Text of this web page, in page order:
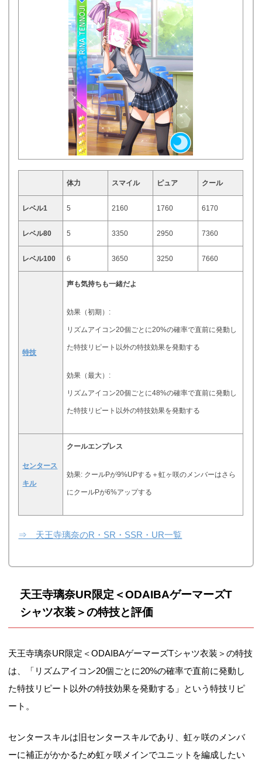
体力 スマイル ピュア クール
レベル1 5 2160 1760 6170
レベル80 5 3350 2950 7360
レベル100 6 3650 3250 7660
特技
声も気持ちも一緒だよ
効果（初期）:
リズムアイコン20個ごとに20%の確率で直前に発動し
た特技リピート以外の特技効果を発動する
効果（最大）:
リズムアイコン20個ごとに48%の確率で直前に発動し
た特技リピート以外の特技効果を発動する
センタース
キル
クールエンプレス
効果: クールPが9%UPする＋虹ヶ咲のメンバーはさら
にクールPが6%アップする
⇒ 天王寺璃奈のR・SR・SSR・UR一覧
天王寺璃奈UR限定＜ODAIBAゲーマーズT
シャツ衣装＞の特技と評価
天王寺璃奈UR限定＜ODAIBAゲーマーズTシャツ衣装＞の特技
は、「リズムアイコン20個ごとに20%の確率で直前に発動し
た特技リピート以外の特技効果を発動する」という特技リピ
ート。
センタースキルは旧センタースキルであり、虹ヶ咲のメンバ
ーに補正がかかるため虹ヶ咲メインでユニットを編成したい